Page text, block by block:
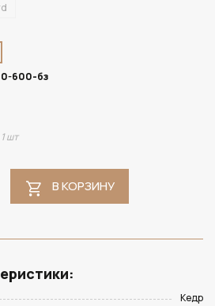
600-бз
шт
В КОРЗИНУ
Кедр